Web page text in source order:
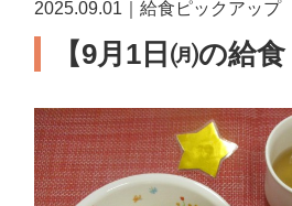
2025.09.01｜給食ピックアップ
【9月1日㈪の給